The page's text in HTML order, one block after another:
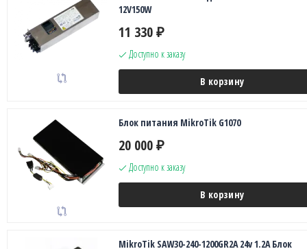
12V150W
11 330 ₽
Доступно к заказу
В корзину
Блок питания MikroTik G1070
20 000 ₽
Доступно к заказу
В корзину
MikroTik SAW30-240-1200GR2A 24v 1.2A Блок